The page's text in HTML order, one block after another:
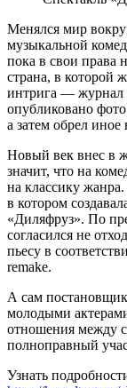
Менялся мир
музыкальной
пока в свои права
страна, в которой
интрига — журнал
опубликовано
а затем обрел иное
Новый век внес в
значит, что на
на классику
в котором
«Диляфруз». По
согласился не
пьесу в
remake.
А сам
молодыми
отношения между
полноправный
Узнать